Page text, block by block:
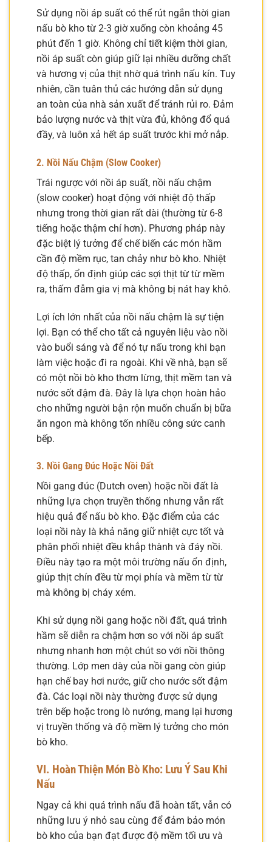
Sử dụng nồi áp suất có thể rút ngắn thời gian
nấu bò kho từ 2-3 giờ xuống còn khoảng 45
phút đến 1 giờ. Không chỉ tiết kiệm thời gian,
nồi áp suất còn giúp giữ lại nhiều dưỡng chất
và hương vị của thịt nhờ quá trình nấu kín. Tuy
nhiên, cần tuân thủ các hướng dẫn sử dụng
an toàn của nhà sản xuất để tránh rủi ro. Đảm
bảo lượng nước và thịt vừa đủ, không đổ quá
đầy, và luôn xả hết áp suất trước khi mở nắp.
2. Nồi Nấu Chậm (Slow Cooker)
Trái ngược với nồi áp suất, nồi nấu chậm
(slow cooker) hoạt động với nhiệt độ thấp
nhưng trong thời gian rất dài (thường từ 6-8
tiếng hoặc thậm chí hơn). Phương pháp này
đặc biệt lý tưởng để chế biến các món hầm
cần độ mềm rục, tan chảy như bò kho. Nhiệt
độ thấp, ổn định giúp các sợi thịt từ từ mềm
ra, thấm đẫm gia vị mà không bị nát hay khô.
Lợi ích lớn nhất của nồi nấu chậm là sự tiện
lợi. Bạn có thể cho tất cả nguyên liệu vào nồi
vào buổi sáng và để nó tự nấu trong khi bạn
làm việc hoặc đi ra ngoài. Khi về nhà, bạn sẽ
có một nồi bò kho thơm lừng, thịt mềm tan và
nước sốt đậm đà. Đây là lựa chọn hoàn hảo
cho những người bận rộn muốn chuẩn bị bữa
ăn ngon mà không tốn nhiều công sức canh
bếp.
3. Nồi Gang Đúc Hoặc Nồi Đất
Nồi gang đúc (Dutch oven) hoặc nồi đất là
những lựa chọn truyền thống nhưng vẫn rất
hiệu quả để nấu bò kho. Đặc điểm của các
loại nồi này là khả năng giữ nhiệt cực tốt và
phân phối nhiệt đều khắp thành và đáy nồi.
Điều này tạo ra một môi trường nấu ổn định,
giúp thịt chín đều từ mọi phía và mềm từ từ
mà không bị cháy xém.
Khi sử dụng nồi gang hoặc nồi đất, quá trình
hầm sẽ diễn ra chậm hơn so với nồi áp suất
nhưng nhanh hơn một chút so với nồi thông
thường. Lớp men dày của nồi gang còn giúp
hạn chế bay hơi nước, giữ cho nước sốt đậm
đà. Các loại nồi này thường được sử dụng
trên bếp hoặc trong lò nướng, mang lại hương
vị truyền thống và độ mềm lý tưởng cho món
bò kho.
VI. Hoàn Thiện Món Bò Kho: Lưu Ý Sau Khi
Nấu
Ngay cả khi quá trình nấu đã hoàn tất, vẫn có
những lưu ý nhỏ sau cùng để đảm bảo món
bò kho của bạn đạt được độ mềm tối ưu và